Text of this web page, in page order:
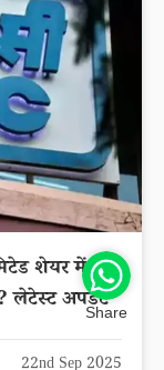
शेयर में
लेटेस्ट अपडेटShare